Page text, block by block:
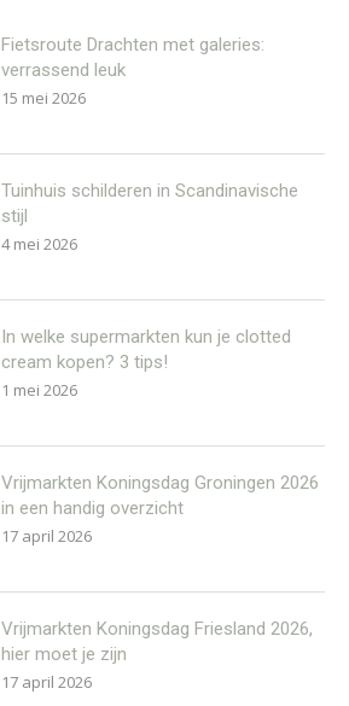
Fietsroute Drachten met galeries:
verrassend leuk
15 mei 2026
Tuinhuis schilderen in Scandinavische
stijl
4 mei 2026
In welke supermarkten kun je clotted
cream kopen? 3 tips!
1 mei 2026
Vrijmarkten Koningsdag Groningen 2026
in een handig overzicht
17 april 2026
Vrijmarkten Koningsdag Friesland 2026,
hier moet je zijn
17 april 2026